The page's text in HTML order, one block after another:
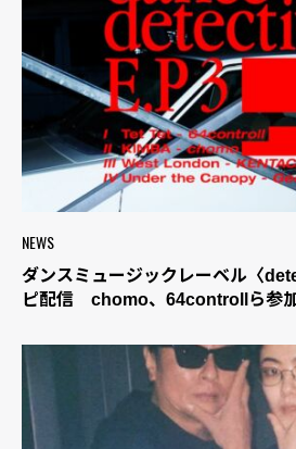
NEWS
ダンスミュージックレーベル〈
ピ配信 chomo、64controllら参